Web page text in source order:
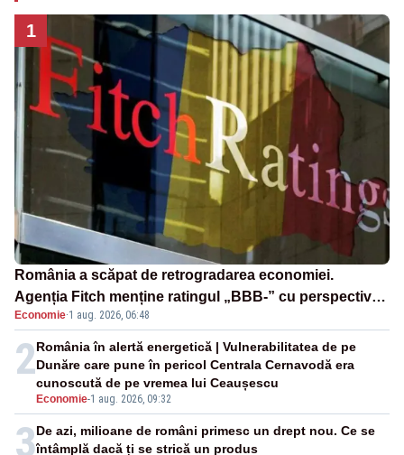
1
România a scăpat de retrogradarea economiei.
Agenția Fitch menține ratingul „BBB-” cu perspectivă
negativă
Economie·1 aug. 2026, 06:48
2
Economie-1 aug. 2026, 09:32
România în alertă energetică | Vulnerabilitatea de pe
Dunăre care pune în pericol Centrala Cernavodă era
cunoscută de pe vremea lui Ceaușescu
3De azi, milioane de români primesc un drept nou. Ce se
întâmplă dacă ți se strică un produs